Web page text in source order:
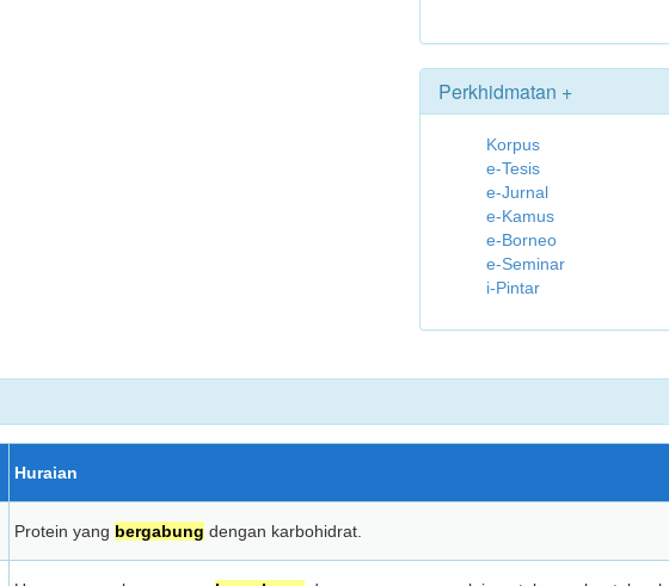
Perkhidmatan +
Korpus
e-Tesis
e-Jurnal
e-Kamus
e-Borneo
e-Seminar
i-Pintar
Huraian
Protein yang bergabung dengan karbohidrat.